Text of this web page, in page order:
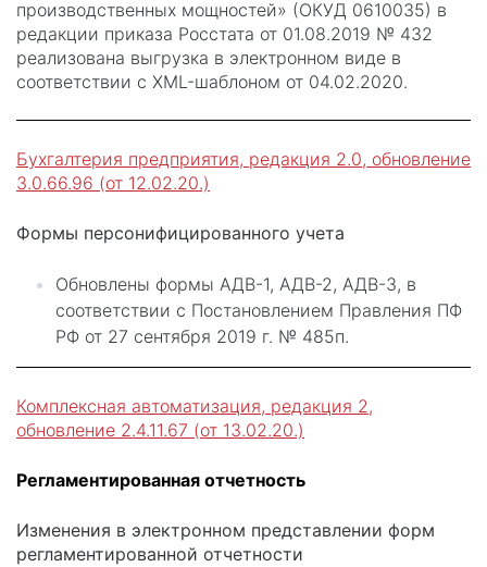
производственных мощностей» (ОКУД 0610035) в
редакции приказа Росстата от 01.08.2019 № 432
реализована выгрузка в электронном виде в
соответствии с XML-шаблоном от 04.02.2020.
Бухгалтерия предприятия, редакция 2.0, обновление
3.0.66.96 (от 12.02.20.)
Формы персонифицированного учета
Обновлены формы АДВ-1, АДВ-2, АДВ-3, в
соответствии с Постановлением Правления ПФ
РФ от 27 сентября 2019 г. № 485п.
Комплексная автоматизация, редакция 2,
обновление 2.4.11.67 (от 13.02.20.)
Регламентированная отчетность
Изменения в электронном представлении форм
регламентированной отчетности